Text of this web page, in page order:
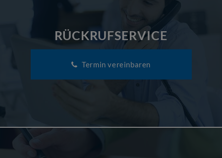
RÜCKRUFSERVICE
Termin vereinbaren